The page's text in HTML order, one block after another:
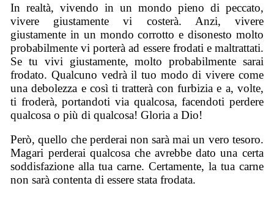
In realtà, vivendo in un mondo pieno di peccato,
vivere giustamente vi costerà. Anzi, vivere
giustamente in un mondo corrotto e disonesto molto
probabilmente vi porterà ad essere frodati e maltrattati.
Se tu vivi giustamente, molto probabilmente sarai
frodato. Qualcuno vedrà il tuo modo di vivere come
una debolezza e così ti tratterà con furbizia e a, volte,
ti froderà, portandoti via qualcosa, facendoti perdere
qualcosa o più di qualcosa! Gloria a Dio!
Però, quello che perderai non sarà mai un vero tesoro.
Magari perderai qualcosa che avrebbe dato una certa
soddisfazione alla tua carne. Certamente, la tua carne
non sarà contenta di essere stata frodata.